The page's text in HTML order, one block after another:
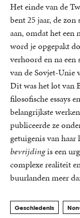
Het einde van de
bent 25 jaar, de
aan, omdat het een
word je opgepakt
verhoord en na een
van de Sovjet-Unie
Dit was het lot van
filosofische essays
belangrijkste
publiceerde ze
getuigenis van haar
bevrijdingis een
complexe realiteit
buurlanden meer
Geschiedenis